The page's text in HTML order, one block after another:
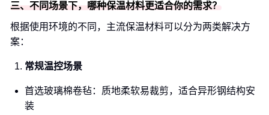
三、不同场景下，哪种保温材料更适合你的需求？
根据使用环境的不同，主流保温材料可以分为两类解决方
案：
常规温控场景
首选玻璃棉卷毡：质地柔软易裁剪，适合异形钢结构安
装